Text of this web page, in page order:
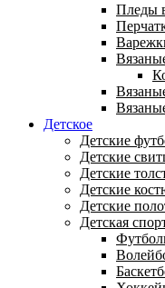
Пледы
Детское
Детские
Детские
Детские
Детские
Детские
Детская